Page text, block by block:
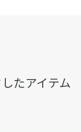
たアイテム